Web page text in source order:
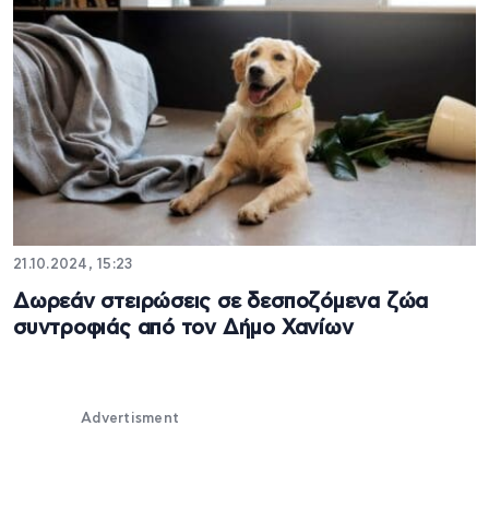
21.10.2024, 15:23
Δωρεάν στειρώσεις σε δεσποζόμενα ζώα
συντροφιάς από τον Δήμο Χανίων
Advertisment